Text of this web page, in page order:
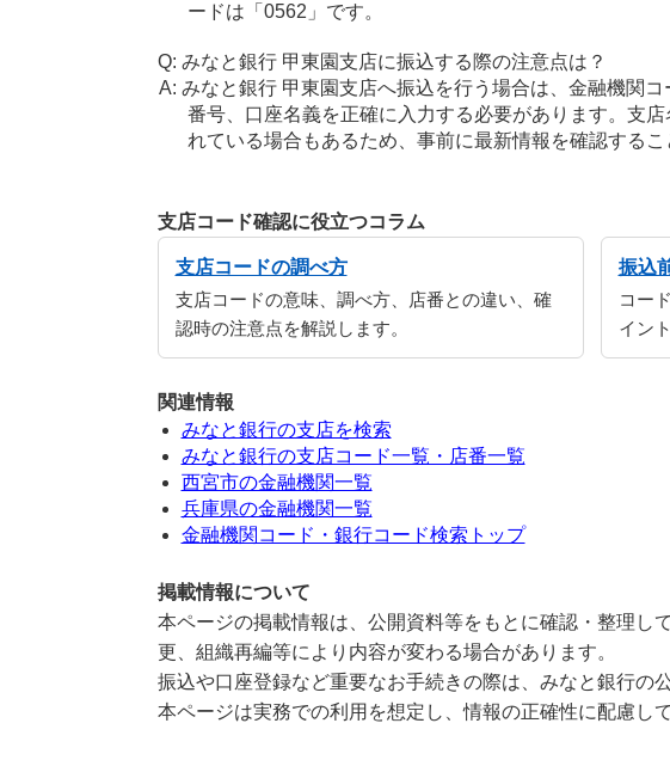
ードは「0562」です。
みなと銀行 甲東園支店に振込する際の注意点は？
みなと銀行 甲東園支店へ振込を行う場合は、金融機関
番号、口座名義を正確に入力する必要があります。支
れている場合もあるため、事前に最新情報を確認するこ
支店コード確認に役立つコラム
支店コードの調べ方
支店コードの意味、調べ方、店番との違い、確
認時の注意点を解説します。
振込
コー
イン
関連情報
みなと銀行の支店を検索
みなと銀行の支店コード一覧・店番一覧
西宮市の金融機関一覧
兵庫県の金融機関一覧
金融機関コード・銀行コード検索トップ
掲載情報について
本ページの掲載情報は、公開資料等をもとに確認・整理し
更、組織再編等により内容が変わる場合があります。
振込や口座登録など重要なお手続きの際は、みなと銀行の
本ページは実務での利用を想定し、情報の正確性に配慮し